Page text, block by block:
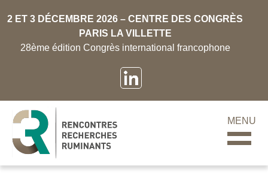
2 ET 3 DÉCEMBRE 2026 – CENTRE DES CONGRÈS
PARIS LA VILLETTE
28ème édition Congrès international francophone
MENU